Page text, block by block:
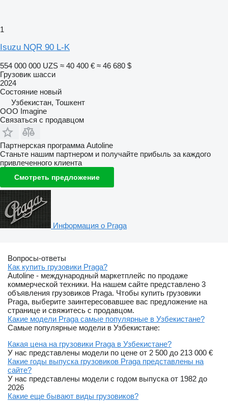
1
Isuzu NQR 90 L-K
554 000 000 UZS ≈ 40 400 € ≈ 46 680 $
Грузовик шасси
2024
Состояние новый
Узбекистан, Тошкент
OOO Imagine
Связаться с продавцом
Партнерская программа Autoline
Станьте нашим партнером и получайте прибыль за каждого
привлеченного клиента
Смотреть предложение
Информация о Praga
Вопросы-ответы
Как купить грузовики Praga?
Autoline - международный маркетплейс по продаже
коммерческой техники. На нашем сайте представлено 3
объявления грузовиков Praga. Чтобы купить грузовики
Praga, выберите заинтересовавшее вас предложение на
странице и свяжитесь с продавцом.
Какие модели Praga самые популярные в Узбекистане?
Самые популярные модели в Узбекистане:
Какая цена на грузовики Praga в Узбекистане?
У нас представлены модели по цене от 2 500 до 213 000 €
Какие годы выпуска грузовиков Praga представлены на
сайте?
У нас представлены модели с годом выпуска от 1982 до
2026
Какие еще бывают виды грузовиков?